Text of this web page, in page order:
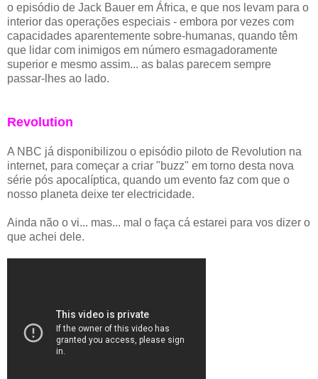
o episódio de Jack Bauer em África, e que nos levam para o
interior das operações especiais - embora por vezes com
capacidades aparentemente sobre-humanas, quando têm
que lidar com inimigos em número esmagadoramente
superior e mesmo assim... as balas parecem sempre
passar-lhes ao lado.
Revolution
A NBC já disponibilizou o episódio piloto de Revolution na
internet, para começar a criar "buzz" em torno desta nova
série pós apocalíptica, quando um evento faz com que o
nosso planeta deixe ter electricidade.
Ainda não o vi... mas... mal o faça cá estarei para vos dizer o
que achei dele.